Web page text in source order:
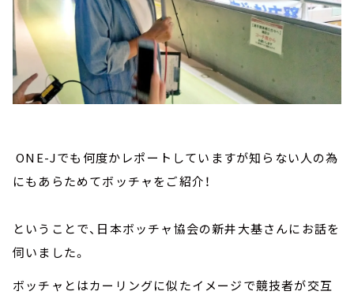
ONE-Jでも何度かレポートしていますが知らない人の為
にもあらためてボッチャをご紹介！
ということで、日本ボッチャ協会の新井大基さんにお話を
伺いました。
ボッチャとはカーリングに似たイメージで競技者が交互